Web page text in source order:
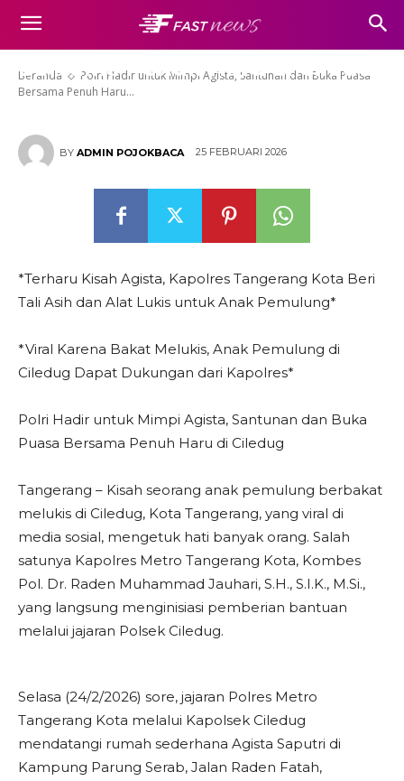
Beranda
Polri Hadir untuk Mimpi Agista, Santunan dan Buka Puasa
Bersama Penuh Haru...
Polri Hadir untuk Mimpi Agista,
Santunan dan Buka Puasa
Bersama Penuh Haru di Ciledug
BY ADMIN POJOKBACA 25 FEBRUARI 2026
*Terharu Kisah Agista, Kapolres Tangerang Kota Beri
Tali Asih dan Alat Lukis untuk Anak Pemulung*
*Viral Karena Bakat Melukis, Anak Pemulung di
Ciledug Dapat Dukungan dari Kapolres*
Polri Hadir untuk Mimpi Agista, Santunan dan Buka
Puasa Bersama Penuh Haru di Ciledug
Tangerang – Kisah seorang anak pemulung berbakat
melukis di Ciledug, Kota Tangerang, yang viral di
media sosial, mengetuk hati banyak orang. Salah
satunya Kapolres Metro Tangerang Kota, Kombes
Pol. Dr. Raden Muhammad Jauhari, S.H., S.I.K., M.Si.,
yang langsung menginisiasi pemberian bantuan
melalui jajaran Polsek Ciledug.
Selasa (24/2/2026) sore, jajaran Polres Metro
Tangerang Kota melalui Kapolsek Ciledug
mendatangi rumah sederhana Agista Saputri di
Kampung Parung Serab, Jalan Raden Fatah,